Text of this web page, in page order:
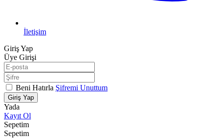
İletişim
Giriş Yap
Üye Girişi
Beni Hatırla Şifremi Unuttum
Giriş Yap
Yada
Kayıt Ol
Sepetim
Sepetim